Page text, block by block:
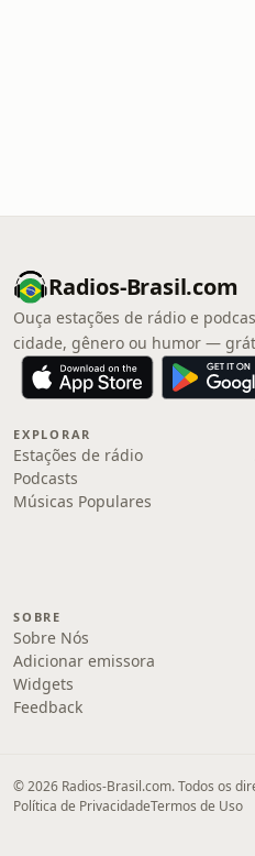
Radios-Brasil.com
Ouça estações de rádio e
cidade, gênero ou humor —
EXPLORAR
Estações de rádio
Podcasts
Músicas Populares
SOBRE
Sobre Nós
Adicionar emissora
Widgets
Feedback
© 2026 Radios-Brasil.com. Todos os
Política de PrivacidadeTermos de Uso